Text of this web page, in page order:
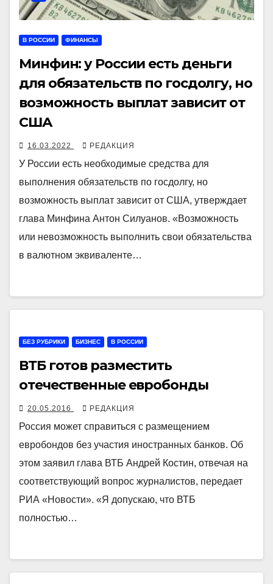
В РОССИИ ФИНАНСЫ
Минфин: у России есть деньги
для обязательств по госдолгу, но
возможность выплат зависит от
США
16.03.2022 РЕДАКЦИЯ
У России есть необходимые средства для
выполнения обязательств по госдолгу, но
возможность выплат зависит от США, утверждает
глава Минфина Антон Силуанов. «Возможность
или невозможность выполнить свои обязательства
в валютном эквиваленте…
БЕЗ РУБРИКИ БИЗНЕС В РОССИИ
ВТБ готов разместить
отечественные евробонды
20.05.2016 РЕДАКЦИЯ
Россия может справиться с размещением
евробондов без участия иностранных банков. Об
этом заявил глава ВТБ Андрей Костин, отвечая на
соответствующий вопрос журналистов, передает
РИА «Новости». «Я допускаю, что ВТБ
полностью…